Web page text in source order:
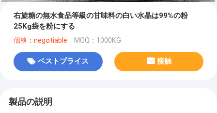
右旋糖の無水食品等級の甘味料の白い水晶は99%の粉
25Kg袋を粉にする
価格：negotiable MOQ：1000KG
ベストプライス 接触
製品の説明